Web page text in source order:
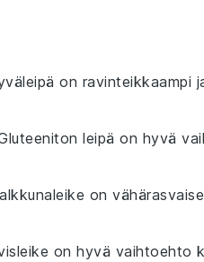
on ravinteikkaampi
leipä on hyvä
on
on hyvä vaihtoehto